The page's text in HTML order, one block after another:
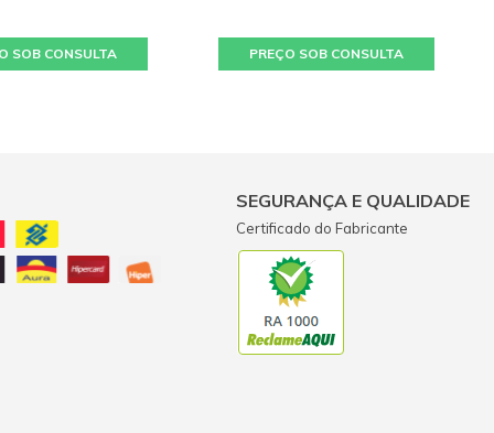
Ambrosio
SOB CONSULTA PREÇO SOB CONSULTA
SEGURANÇA E QUALIDADE
Certificado do Fabricante